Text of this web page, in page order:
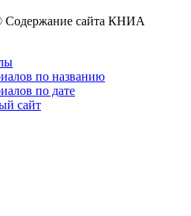
Содержание сайта КНИА
по названию
по дате
сайт